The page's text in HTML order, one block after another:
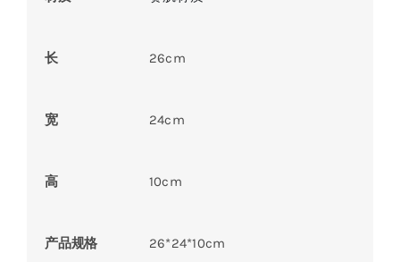
长 26cm
宽 24cm
高 10cm
产品规格 26*24*10cm